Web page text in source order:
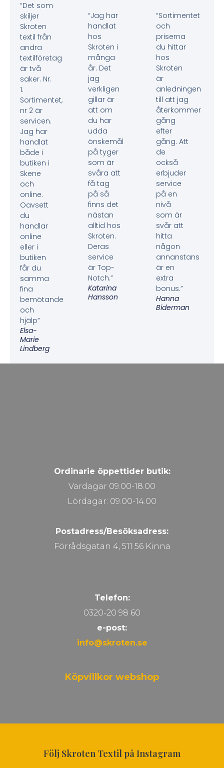
“Det som
skiljer
Skroten
textil från
andra
textilföretag
är två
saker. Nr.
1.
Sortimentet,
nr 2 är
servicen.
Jag har
handlat
både i
butiken i
Skene
och
online.
Oavsett
du
handlar
online
eller i
butiken
får du
samma
fina
bemötande
och
hjälp”
Elsa-
Marie
Lindberg
“Jag har
handlat
hos
Skroten i
många
år. Det
jag
verkligen
gillar är
att om
du har
udda
önskemål
på tyger
som är
svåra att
få tag
på så
finns det
nästan
alltid hos
Skroten.
Deras
service
är Top-
Notch.”
Katarina
Hansson
“Sortimentet
och
priserna
du hittar
hos
Skroten
är
anledningen
till att jag
återkommer
gång
efter
gång. Att
de
också
erbjuder
service
på en
nivå
som är
svår att
hitta
någon
annanstans
är en
extra
bonus.”
Hanna
Biderman
Ordinarie öppettider butik:
Vardagar 09.00-18.00
Lördagar: 09.00-14.00
Postadress/Besöksadress:
Förrådsgatan 4, 511 56 Kinna
Telefon:
0320-20 98 60
e-post:
info@skroten.se
Köpvillkor webshop
Följ Skroten Textil på Instagram